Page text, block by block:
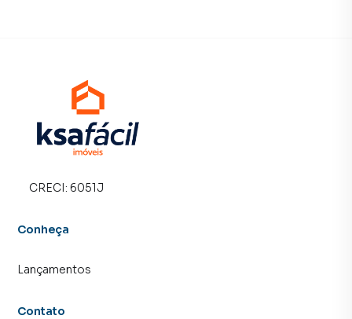
CRECI: 6051J
Conheça
Lançamentos
Contato